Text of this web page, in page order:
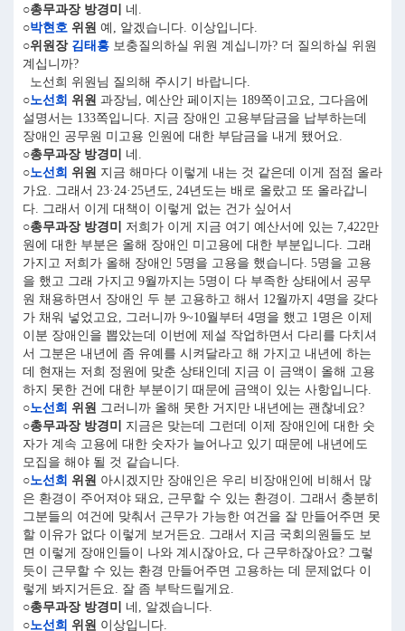
○총무과장 방경미
네.
○박현호 위원 예, 알겠습니다. 이상입니다.
○위원장 김태흥 보충질의하실 위원 계십니까? 더 질의하실 위원
계십니까?
노선희 위원님 질의해 주시기 바랍니다.
○노선희 위원 과장님, 예산안 페이지는 189쪽이고요, 그다음에
설명서는 133쪽입니다. 지금 장애인 고용부담금을 납부하는데
장애인 공무원 미고용 인원에 대한 부담금을 내게 됐어요.
○총무과장 방경미
네.
○노선희 위원 지금 해마다 이렇게 내는 것 같은데 이게 점점 올라
가요. 그래서 23·24·25년도, 24년도는 배로 올랐고 또 올라갑니
다. 그래서 이게 대책이 이렇게 없는 건가 싶어서
○총무과장 방경미
저희가 이게 지금 여기 예산서에 있는 7,422만
원에 대한 부분은 올해 장애인 미고용에 대한 부분입니다. 그래
가지고 저희가 올해 장애인 5명을 고용을 했습니다. 5명을 고용
을 했고 그래 가지고 9월까지는 5명이 다 부족한 상태에서 공무
원 채용하면서 장애인 두 분 고용하고 해서 12월까지 4명을 갖다
가 채워 넣었고요, 그러니까 9~10월부터 4명을 했고 1명은 이제
이분 장애인을 뽑았는데 이번에 제설 작업하면서 다리를 다치셔
서 그분은 내년에 좀 유예를 시켜달라고 해 가지고 내년에 하는
데 현재는 저희 정원에 맞춘 상태인데 지금 이 금액이 올해 고용
하지 못한 건에 대한 부분이기 때문에 금액이 있는 사항입니다.
○노선희 위원 그러니까 올해 못한 거지만 내년에는 괜찮네요?
○총무과장 방경미
지금은 맞는데 그런데 이제 장애인에 대한 숫
자가 계속 고용에 대한 숫자가 늘어나고 있기 때문에 내년에도
모집을 해야 될 것 같습니다.
○노선희 위원 아시겠지만 장애인은 우리 비장애인에 비해서 많
은 환경이 주어져야 돼요, 근무할 수 있는 환경이. 그래서 충분히
그분들의 여건에 맞춰서 근무가 가능한 여건을 잘 만들어주면 못
할 이유가 없다 이렇게 보거든요. 그래서 지금 국회의원들도 보
면 이렇게 장애인들이 나와 계시잖아요, 다 근무하잖아요? 그렇
듯이 근무할 수 있는 환경 만들어주면 고용하는 데 문제없다 이
렇게 봐지거든요. 잘 좀 부탁드릴게요.
○총무과장 방경미
네, 알겠습니다.
○노선희 위원 이상입니다.